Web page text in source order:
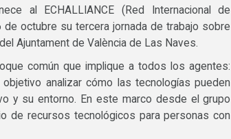
al ECHALLIANCE (Red Internacional de
octubre su tercera jornada de trabajo sobre
Ajuntament de València de Las Naves.
común que implique a todos los agentes:
analizar cómo las tecnologías pueden
y su entorno. En este marco desde el grupo
de recursos tecnológicos para personas con